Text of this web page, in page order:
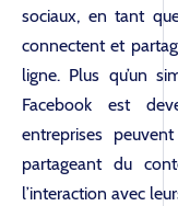
sociaux, en tant
connectent et
ligne. Plus qu’un
Facebook est
entreprises
partageant du
l’interaction avec